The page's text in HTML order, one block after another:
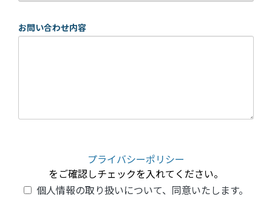
お問い合わせ内容
プライバシーポリシー
をご確認しチェックを入れてください。
個人情報の取り扱いについて、同意いたします。